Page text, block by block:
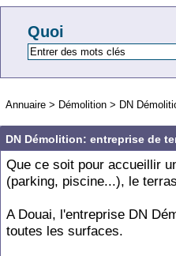
Quoi
Annuaire > Démolition > DN
DN Démolition: entreprise de
Que ce soit pour accueillir
(parking, piscine...), le
A Douai, l'entreprise DN
toutes les surfaces.